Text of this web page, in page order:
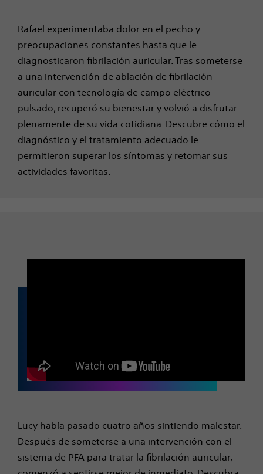
Rafael experimentaba dolor en el pecho y
preocupaciones constantes hasta que le
diagnosticaron fibrilación auricular. Tras someterse
a una intervención de ablación de fibrilación
auricular con tecnología de campo eléctrico
pulsado, recuperó su bienestar y volvió a disfrutar
plenamente de su vida cotidiana. Descubre cómo el
diagnóstico y el tratamiento adecuado le
permitieron superar los síntomas y retomar sus
actividades favoritas.
Lucy había pasado cuatro años sintiendo malestar.
Después de someterse a una intervención con el
sistema de PFA para tratar la fibrilación auricular,